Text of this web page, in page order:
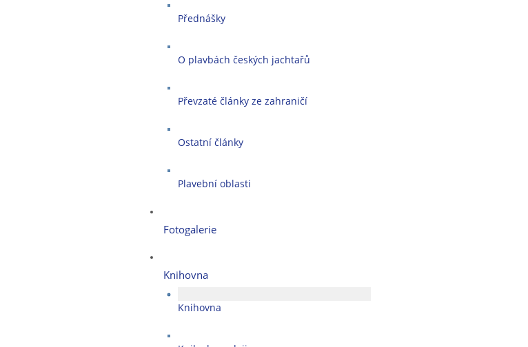
Přednášky
O plavbách českých jachtařů
Převzaté články ze zahraničí
Ostatní články
Plavební oblasti
Fotogalerie
Knihovna
Knihovna